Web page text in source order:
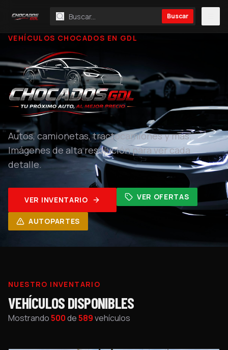
Buscar
VEHÍCULOS CHOCADOS EN GDL
Autos, camionetas, tractocamiones y más.
Imágenes de alta resolución para ver cada
detalle.
VER INVENTARIO VER OFERTAS
AUTOPARTES
NUESTRO INVENTARIO
VEHÍCULOS DISPONIBLES
Mostrando500de589vehículos